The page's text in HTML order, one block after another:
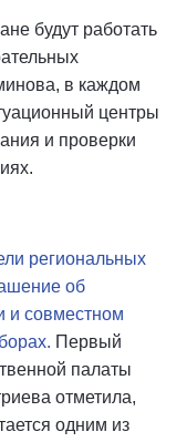
будут работать
в каждом
центры
и проверки
региональных
об
и совместном
Первый
палаты
отметила,
одним из